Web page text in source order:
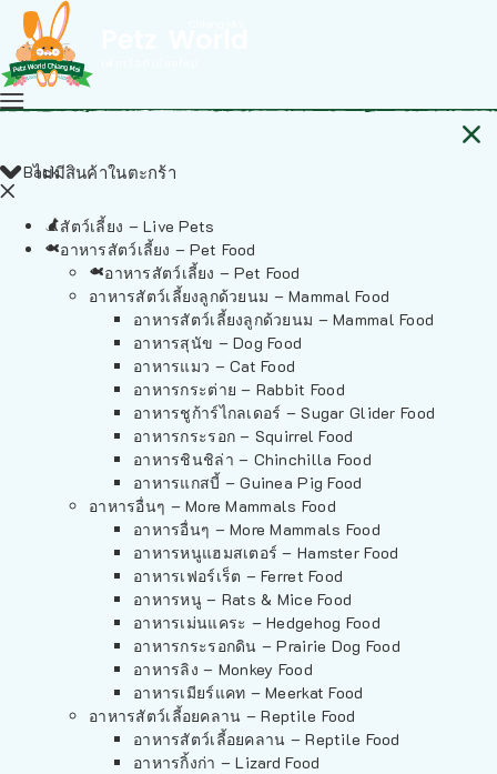
ไม่มีสินค้าในตะกร้า
Back
สัตว์เลี้ยง – Live Pets
อาหารสัตว์เลี้ยง – Pet Food
อาหารสัตว์เลี้ยง – Pet Food
อาหารสัตว์เลี้ยงลูกด้วยนม – Mammal Food
อาหารสัตว์เลี้ยงลูกด้วยนม – Mammal Food
อาหารสุนัข – Dog Food
อาหารแมว – Cat Food
อาหารกระต่าย – Rabbit Food
อาหารชูก้าร์ไกลเดอร์ – Sugar Glider Food
อาหารกระรอก – Squirrel Food
อาหารชินชิล่า – Chinchilla Food
อาหารแกสบี้ – Guinea Pig Food
อาหารอื่นๆ – More Mammals Food
อาหารอื่นๆ – More Mammals Food
อาหารหนูแฮมสเตอร์ – Hamster Food
อาหารเฟอร์เร็ต – Ferret Food
อาหารหนู – Rats & Mice Food
อาหารเม่นแคระ – Hedgehog Food
อาหารกระรอกดิน – Prairie Dog Food
อาหารลิง – Monkey Food
อาหารเมียร์แคท – Meerkat Food
อาหารสัตว์เลี้อยคลาน – Reptile Food
อาหารสัตว์เลี้อยคลาน – Reptile Food
อาหารกิ้งก่า – Lizard Food